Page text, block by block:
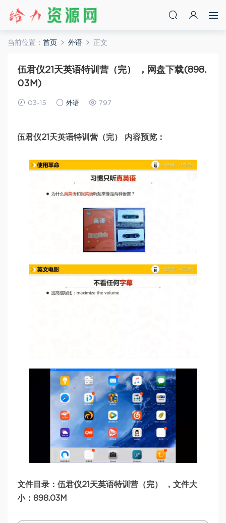
当前位置： 首页 外语 正文
伍君仪21天英语特训营（完） ，网盘下载(898.
03M)
03-15 外语 797
伍君仪21天英语特训营（完） 内容预览：
文件目录：伍君仪21天英语特训营（完） ，文件大
小：898.03M